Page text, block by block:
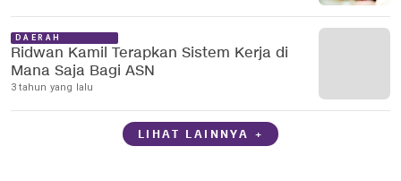
DAERAH
Ridwan Kamil Terapkan Sistem Kerja di
Mana Saja Bagi ASN
3 tahun yang lalu
LIHAT LAINNYA +